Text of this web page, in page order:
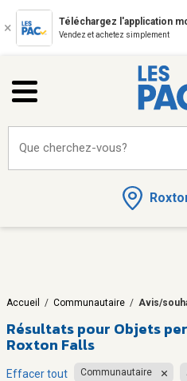
Téléchargez l'application
Vendez et achetez simplement
Que cherchez-vous?
Accueil / Communautaire / Avis/
Résultats pour Objets
Roxton Falls
Effacer tout Communautaire